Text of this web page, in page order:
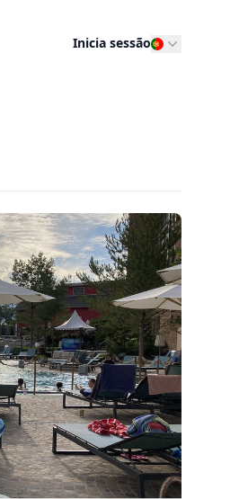
Inicia sessão